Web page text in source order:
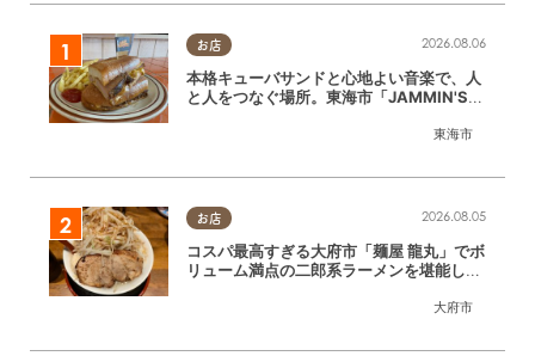
お店
東海市
2026.08.06
本格キューバサンドと心地よい音楽で、人
と人をつなぐ場所。東海市「JAMMIN'ST
お店
大府市
2026.08.05
コスパ最高すぎる大府市「麺屋 龍丸」でボ
リューム満点の二郎系ラーメンを堪能して